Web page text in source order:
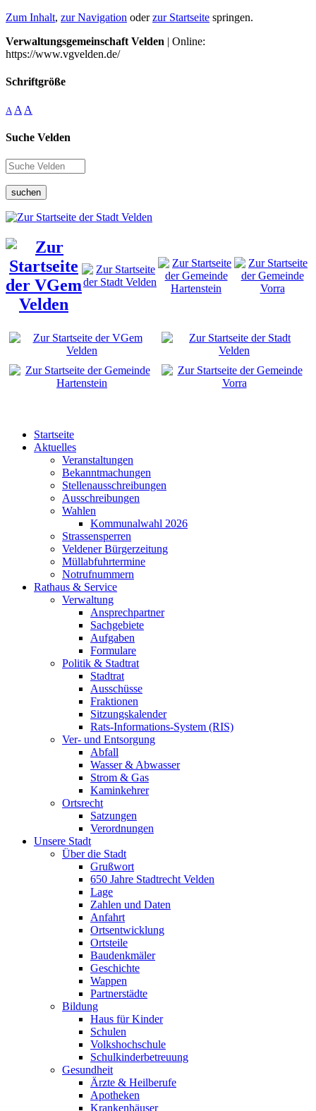
Zum Inhalt, zur Navigation oderzur Startseite springen.
Verwaltungsgemeinschaft Velden | Online:
https://www.vgvelden.de/
Schriftgröße
A A A
Suche Velden
suchen
Startseite
Aktuelles
Veranstaltungen
Bekanntmachungen
Stellenausschreibungen
Ausschreibungen
Wahlen
Kommunalwahl 2026
Strassensperren
Veldener Bürgerzeitung
Müllabfuhrtermine
Notrufnummern
Rathaus & Service
Verwaltung
Ansprechpartner
Sachgebiete
Aufgaben
Formulare
Politik & Stadtrat
Stadtrat
Ausschüsse
Fraktionen
Sitzungskalender
Rats-Informations-System (RIS)
Ver- und Entsorgung
Abfall
Wasser & Abwasser
Strom & Gas
Kaminkehrer
Ortsrecht
Satzungen
Verordnungen
Unsere Stadt
Über die Stadt
Grußwort
650 Jahre Stadtrecht Velden
Lage
Zahlen und Daten
Anfahrt
Ortsentwicklung
Ortsteile
Baudenkmäler
Geschichte
Wappen
Partnerstädte
Bildung
Haus für Kinder
Schulen
Volkshochschule
Schulkinderbetreuung
Gesundheit
Ärzte & Heilberufe
Apotheken
Krankenhäuser